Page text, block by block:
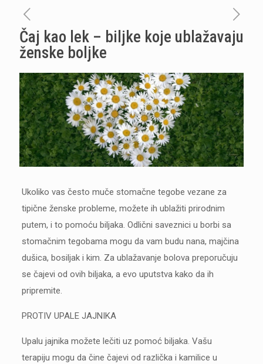
Čaj kao lek – biljke koje ublažavaju
ženske boljke
Ukoliko vas često muče stomačne tegobe vezane za
tipične ženske probleme, možete ih ublažiti prirodnim
putem, i to pomoću biljaka. Odlični saveznici u borbi sa
stomačnim tegobama mogu da vam budu nana, majčina
dušica, bosiljak i kim. Za ublažavanje bolova preporučuju
se čajevi od ovih biljaka, a evo uputstva kako da ih
pripremite.
PROTIV UPALE JAJNIKA
Upalu jajnika možete lečiti uz pomoć biljaka. Vašu
terapiju mogu da čine čajevi od različka i kamilice u